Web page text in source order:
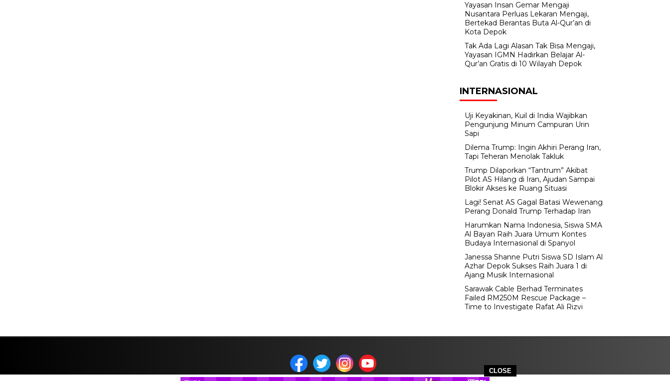
CLOSE
Yayasan Insan Gemar Mengaji
Nusantara Perluas Lekaran Mengaji,
Bertekad Berantas Buta Al-Qur’an di
Kota Depok
Tak Ada Lagi Alasan Tak Bisa Mengaji,
Yayasan IGMN Hadirkan Belajar Al-
Qur’an Gratis di 10 Wilayah Depok
INTERNASIONAL
Uji Keyakinan, Kuil di India Wajibkan
Pengunjung Minum Campuran Urin
Sapi
Dilema Trump: Ingin Akhiri Perang Iran,
Tapi Teheran Menolak Takluk
Trump Dilaporkan “Tantrum” Akibat
Pilot AS Hilang di Iran, Ajudan Sampai
Blokir Akses ke Ruang Situasi
Lagi! Senat AS Gagal Batasi Wewenang
Perang Donald Trump Terhadap Iran
Harumkan Nama Indonesia, Siswa SMA
Al Bayan Raih Juara Umum Kontes
Budaya Internasional di Spanyol
Janessa Shanne Putri Siswa SD Islam Al
Azhar Depok Sukses Raih Juara 1 di
Ajang Musik Internasional
Sarawak Cable Berhad Terminates
Failed RM250M Rescue Package –
Time to Investigate Rafat Ali Rizvi